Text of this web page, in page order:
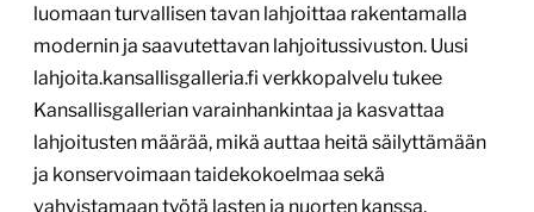
luomaan turvallisen tavan lahjoittaa rakentamalla
modernin ja saavutettavan lahjoitussivuston. Uusi
lahjoita.kansallisgalleria.fi verkkopalvelu tukee
Kansallisgallerian varainhankintaa ja kasvattaa
lahjoitusten määrää, mikä auttaa heitä säilyttämään
ja konservoimaan taidekokoelmaa sekä
vahvistamaan työtä lasten ja nuorten kanssa.